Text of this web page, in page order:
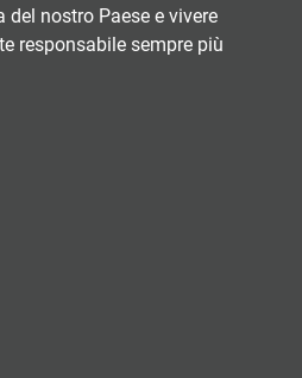
nostro Paese e vivere
responsabile sempre più